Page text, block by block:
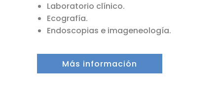
Laboratorio clínico.
Ecografía.
Endoscopias e imageneología.
Más información